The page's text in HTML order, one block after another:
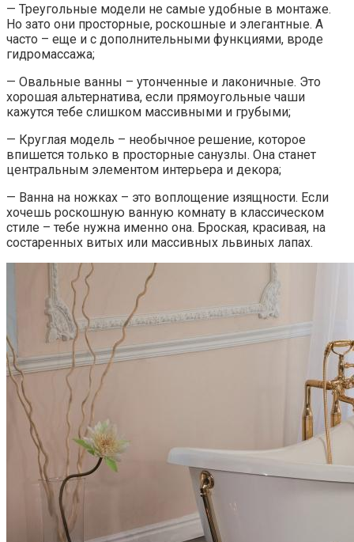
— Треугольные модели не самые удобные в монтаже.
Но зато они просторные, роскошные и элегантные. А
часто – еще и с дополнительными функциями, вроде
гидромассажа;
— Овальные ванны – утонченные и лаконичные. Это
хорошая альтернатива, если прямоугольные чаши
кажутся тебе слишком массивными и грубыми;
— Круглая модель – необычное решение, которое
впишется только в просторные санузлы. Она станет
центральным элементом интерьера и декора;
— Ванна на ножках – это воплощение изящности. Если
хочешь роскошную ванную комнату в классическом
стиле – тебе нужна именно она. Броская, красивая, на
состаренных витых или массивных львиных лапах.